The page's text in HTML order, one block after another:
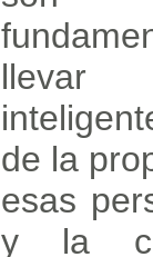
de la
esas
y la